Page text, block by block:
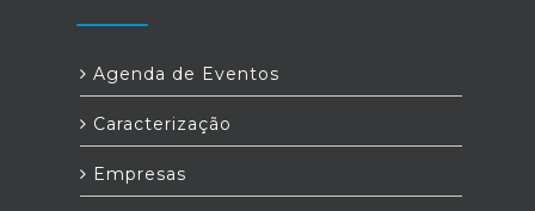
Agenda de Eventos
Caracterização
Empresas